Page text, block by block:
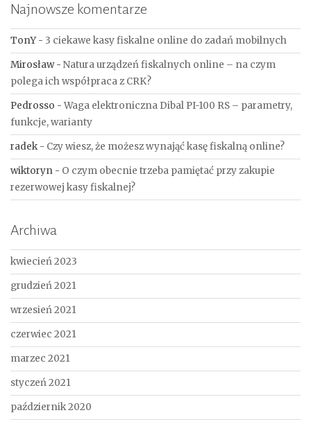
Najnowsze komentarze
TonY- 3 ciekawe kasy fiskalne online do zadań mobilnych
Mirosław- Natura urządzeń fiskalnych online – na czym
polega ich współpraca z CRK?
Pedrosso -Waga elektroniczna Dibal PI-100 RS – parametry,
funkcje, warianty
radek- Czy wiesz, że możesz wynająć kasę fiskalną online?
wiktoryn - O czym obecnie trzeba pamiętać przy zakupie
rezerwowej kasy fiskalnej?
Archiwa
kwiecień 2023
grudzień 2021
wrzesień 2021
czerwiec 2021
marzec 2021
styczeń 2021
październik 2020